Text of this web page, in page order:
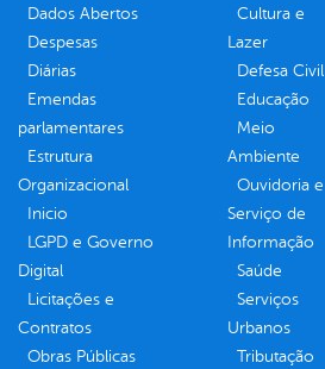
Dados Abertos
Despesas
Diárias
Emendas
parlamentares
Estrutura
Organizacional
Inicio
LGPD e Governo
Digital
Licitações e
Contratos
Obras Públicas
Cultura e
Lazer
Defesa Civil
Educação
Meio
Ambiente
Ouvidoria e
Serviço de
Informação
Saúde
Serviços
Urbanos
Tributação